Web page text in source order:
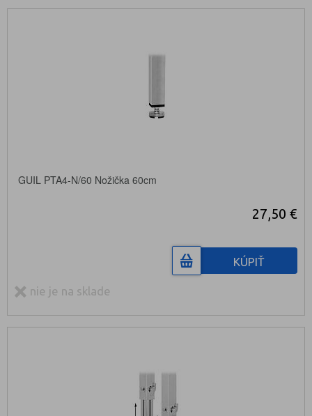
GUIL PTA4-N/60 Nožička 60cm
27,50 €
KÚPIŤ
nie je na sklade